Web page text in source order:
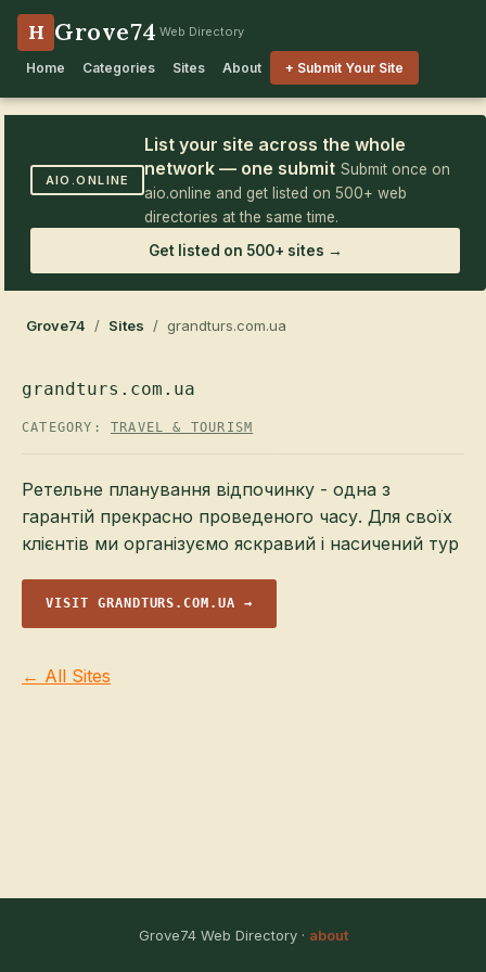
H Grove74 Web Directory
Home Categories Sites About + Submit Your Site
AIO.ONLINE
List your site across the whole
network — one submit Submit once on
aio.online and get listed on 500+ web
directories at the same time.
Get listed on 500+ sites →
Grove74 / Sites / grandturs.com.ua
grandturs.com.ua
CATEGORY: TRAVEL & TOURISM
Ретельне планування відпочинку - одна з
гарантій прекрасно проведеного часу. Для своїх
клієнтів ми організуємо яскравий і насичений тур
VISIT GRANDTURS.COM.UA →
← All Sites
Grove74 Web Directory · about